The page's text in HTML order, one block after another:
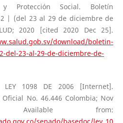
Protección Social. Boletín
| (del 23 al 29 de diciembre de
2020 [cited 2020 Dec 25].
download/boletin-
del-23-al-29-de-diciembre-de-
LEY 1098 DE 2006 [Internet].
No. 46.446 Colombia; Nov
from: